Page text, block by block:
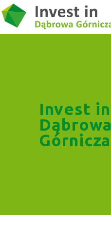
Invest in
Dąbrowa
Górnicza